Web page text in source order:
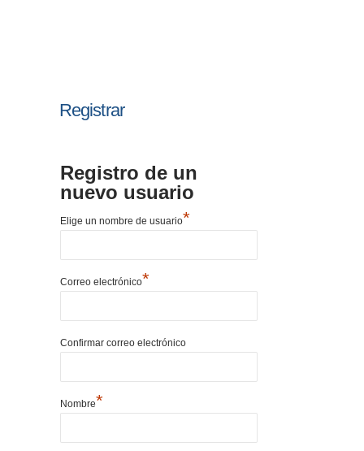
Registrar
Registro de un
nuevo usuario
Elige un nombre de usuario*
Correo electrónico*
Confirmar correo electrónico
Nombre*